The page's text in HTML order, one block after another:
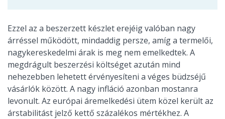
Ezzel az a beszerzett készlet erejéig valóban nagy
árréssel működött, mindaddig persze, amíg a termelői,
nagykereskedelmi árak is meg nem emelkedtek. A
megdrágult beszerzési költséget azután mind
nehezebben lehetett érvényesíteni a véges büdzséjű
vásárlók között. A nagy infláció azonban mostanra
levonult. Az európai áremelkedési ütem közel került az
árstabilitást jelző kettő százalékos mértékhez. A